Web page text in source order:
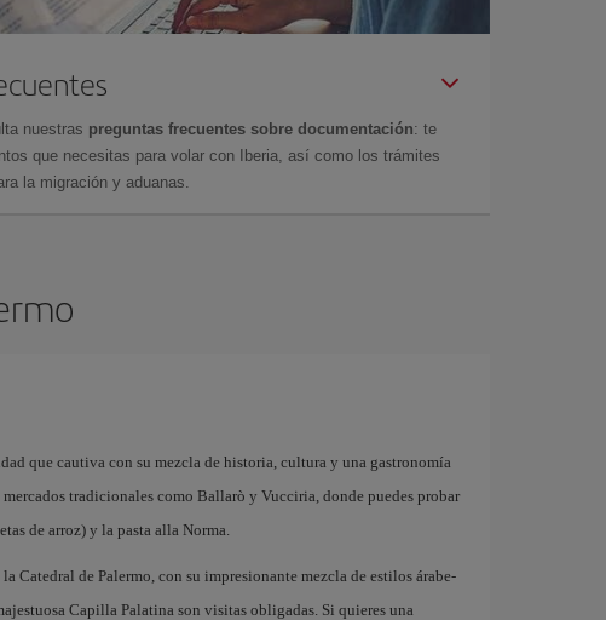
nuestras preguntas frecuentes sobre documentación: te
que necesitas para volar con Iberia, así como los trámites
la migración y aduanas.
que cautiva con su mezcla de historia, cultura y una gastronomía
tradicionales como Ballarò y Vucciria, donde puedes probar
de arroz) y la pasta alla Norma.
Catedral de Palermo, con su impresionante mezcla de estilos árabe-
Capilla Palatina son visitas obligadas. Si quieres una